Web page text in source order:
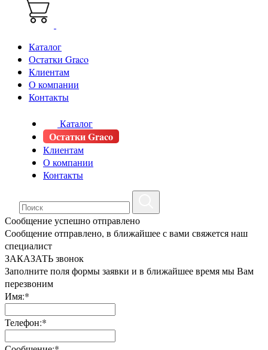
Каталог
Остатки Graco
Клиентам
О компании
Контакты
Каталог
Остатки Graco
Клиентам
О компании
Контакты
Сообщение успешно отправлено
Сообщение отправлено, в ближайшее с вами свяжется наш
специалист
ЗАКАЗАТЬ звонок
Заполните поля формы заявки и в ближайшее время мы Вам
перезвоним
Имя:*
Телефон:*